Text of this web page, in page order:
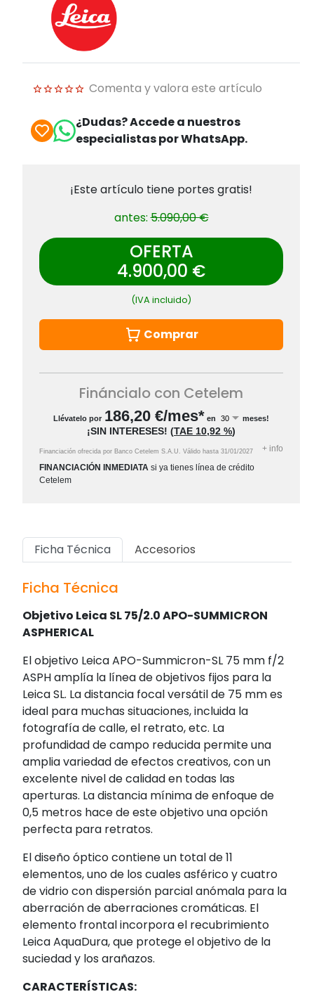
Comenta y valora este artículo
¿Dudas? Accede a nuestros
especialistas por WhatsApp.
¡Este artículo tiene portes gratis!
antes:5.090,00 €
OFERTA
4.900,00 €
(IVA incluido)
Comprar
Fináncialo con Cetelem
Llévatelo por 186,20 €/mes* en meses!
¡SIN INTERESES! (TAE 10,92 %)
Financiación ofrecida por Banco Cetelem S.A.U. Válido hasta 31/01/2027 + info
FINANCIACIÓN INMEDIATA si ya tienes línea de crédito
Cetelem
Ficha Técnica Accesorios
Ficha Técnica
Objetivo Leica SL 75/2.0 APO-SUMMICRON
ASPHERICAL
El objetivo Leica APO-Summicron-SL 75 mm f/2
ASPH amplía la línea de objetivos fijos para la
Leica SL. La distancia focal versátil de 75 mm es
ideal para muchas situaciones, incluida la
fotografía de calle, el retrato, etc. La
profundidad de campo reducida permite una
amplia variedad de efectos creativos, con un
excelente nivel de calidad en todas las
aperturas. La distancia mínima de enfoque de
0,5 metros hace de este objetivo una opción
perfecta para retratos.
El diseño óptico contiene un total de 11
elementos, uno de los cuales asférico y cuatro
de vidrio con dispersión parcial anómala para la
aberración de aberraciones cromáticas. El
elemento frontal incorpora el recubrimiento
Leica AquaDura, que protege el objetivo de la
suciedad y los arañazos.
CARACTERÍSTICAS: